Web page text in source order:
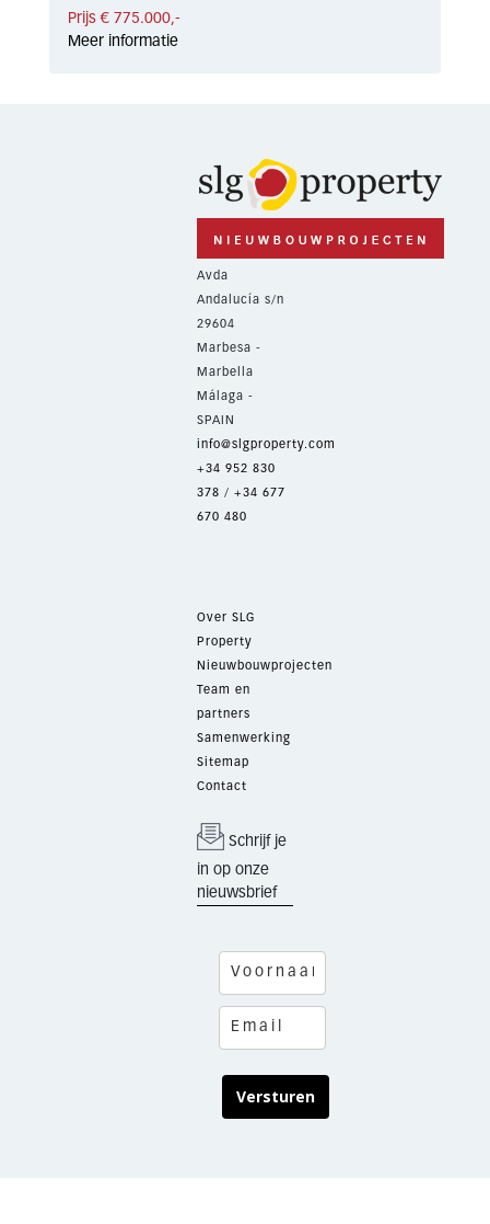
Prijs € 775.000,-
Meer informatie
Avda
Andalucía s/n
29604
Marbesa -
Marbella
Málaga -
SPAIN
info@slgproperty.com
+34 952 830
378 / +34 677
670 480
Over SLG
Property
Nieuwbouwprojecten
Team en
partners
Samenwerking
Sitemap
Contact
Schrijf je
in op onze
nieuwsbrief
Versturen